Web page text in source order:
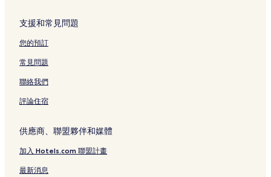
嘉義酒廠酒類文物館附近的飯店
阿里山森林火車站附近的飯店
樂野迷糊步道附近的飯店
奮起湖老街附近的飯店
一三一四觀景台附近的飯店
支援和常見問題
您的預訂
常見問題
聯絡我們
評論住宿
供應商、聯盟夥伴和媒體
加入 Hotels.com 聯盟計畫
最新消息